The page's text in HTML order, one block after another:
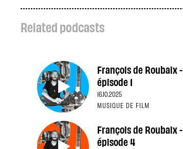
Related podcasts
François de Roubaix -
épisode 1
16.10.2025
MUSIQUE DE FILM
François de Roubaix -
épisode 4